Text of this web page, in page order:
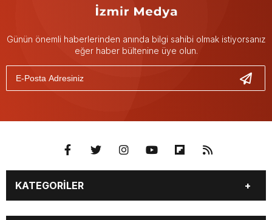
Günün önemli haberlerinden anında bilgi sahibi olmak istiyorsanız
eğer haber bültenine üye olun.
KATEGORİLER
GÜNDEM DÜNYA